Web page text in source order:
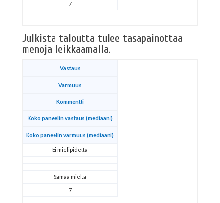
7
Julkista taloutta tulee tasapainottaa
menoja leikkaamalla.
Vastaus
Varmuus
Kommentti
Koko paneelin vastaus (mediaani)
Koko paneelin varmuus (mediaani)
Ei mielipidettä
Samaa mieltä
7